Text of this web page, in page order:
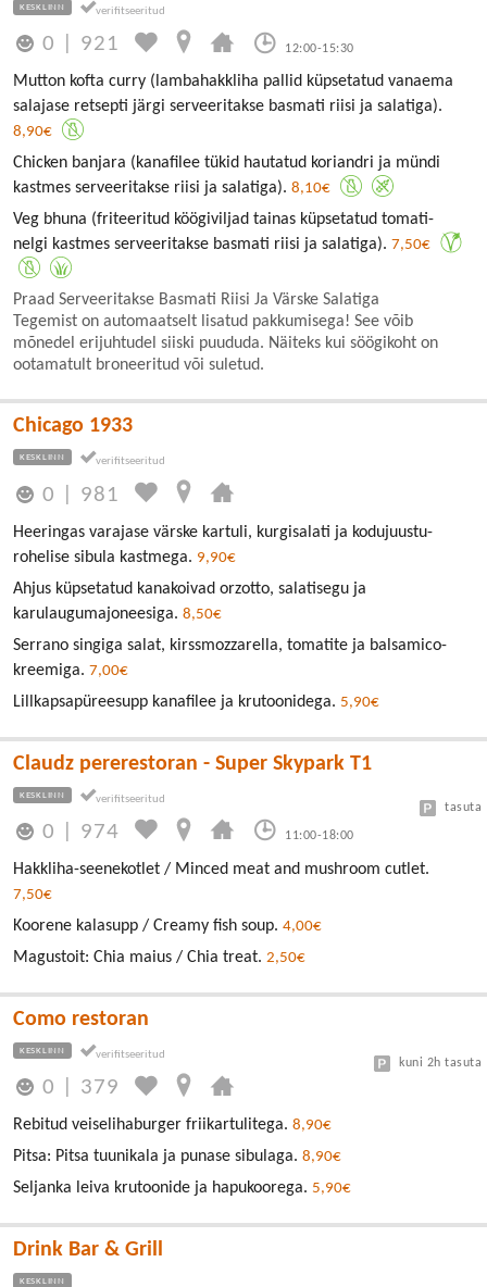
KESKLINN
0 921 12:00-15:30
Mutton kofta curry (lambahakkliha pallid küpsetatud vanaema
salajase retsepti järgi serveeritakse basmati riisi ja salatiga).
8,90€
Chicken banjara (kanafilee tükid hautatud koriandri ja mündi
kastmes serveeritakse riisi ja salatiga). 8,10€
Veg bhuna (friteeritud köögiviljad tainas küpsetatud tomati-
nelgi kastmes serveeritakse basmati riisi ja salatiga). 7,50€
Praad Serveeritakse Basmati Riisi Ja Värske Salatiga
Tegemist on automaatselt lisatud pakkumisega! See võib
mõnedel erijuhtudel siiski puududa. Näiteks kui söögikoht on
ootamatult broneeritud või suletud.
Chicago 1933
KESKLINN
0 981
Heeringas varajase värske kartuli, kurgisalati ja kodujuustu-
rohelise sibula kastmega. 9,90€
Ahjus küpsetatud kanakoivad orzotto, salatisegu ja
karulaugumajoneesiga. 8,50€
Serrano singiga salat, kirssmozzarella, tomatite ja balsamico-
kreemiga. 7,00€
Lillkapsapüreesupp kanafilee ja krutoonidega. 5,90€
Claudz pererestoran - Super Skypark T1
KESKLINN
0 974 11:00-18:00
tasuta
Hakkliha-seenekotlet / Minced meat and mushroom cutlet.
7,50€
Koorene kalasupp / Creamy fish soup. 4,00€
Magustoit: Chia maius / Chia treat. 2,50€
Como restoran
KESKLINN
0 379
kuni 2h tasuta
Rebitud veiselihaburger friikartulitega. 8,90€
Pitsa: Pitsa tuunikala ja punase sibulaga. 8,90€
Seljanka leiva krutoonide ja hapukoorega. 5,90€
Drink Bar & Grill
KESKLINN